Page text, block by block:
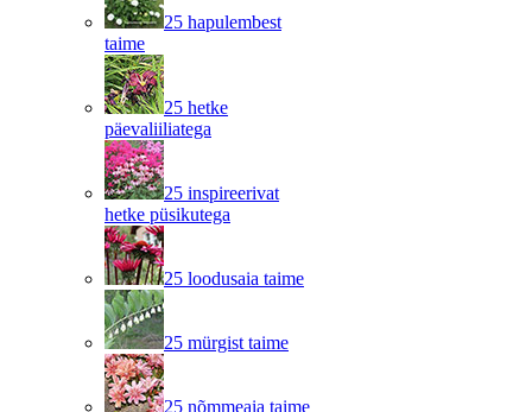
25 hapulembest
taime
25 hetke
päevaliiliatega
25 inspireerivat
hetke püsikutega
25 loodusaia taime
25 mürgist taime
25 nõmmeaia taime